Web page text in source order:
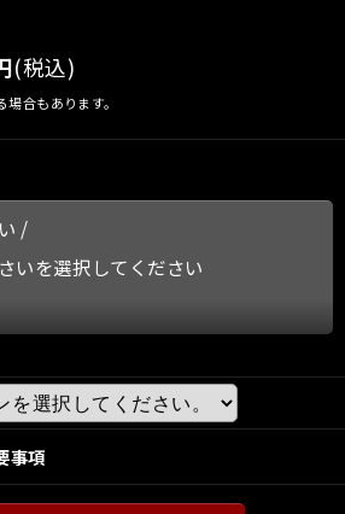
(税込)
合もあります。
/
いを選択してください
事項